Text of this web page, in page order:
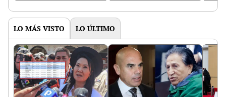
LO MÁS VISTO LO ÚLTIMO